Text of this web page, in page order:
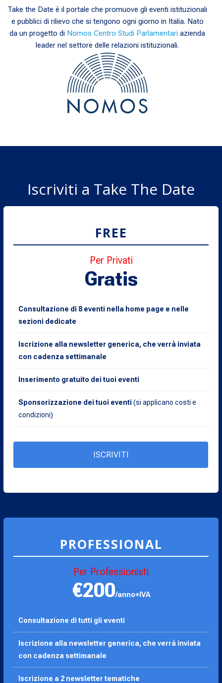
Take the Date è il portale che promuove gli eventi istituzionali
e pubblici di rilievo che si tengono ogni giorno in Italia. Nato
da un progetto di Nomos Centro Studi Parlamentari azienda
leader nel settore delle relazioni istituzionali.
Iscriviti a Take The Date
FREE
Per Privati
Gratis
Consultazione di 8 eventi nella home page e nelle
sezioni dedicate
Iscrizione alla newsletter generica, che verrà inviata
con cadenza settimanale
Inserimento gratuito dei tuoi eventi
Sponsorizzazione dei tuoi eventi (si applicano costi e
condizioni)
ISCRIVITI
PROFESSIONAL
Per Professionisti
€200/anno+IVA
Consultazione di tutti gli eventi
Iscrizione alla newsletter generica, che verrà inviata
con cadenza settimanale
Iscrizione a 2 newsletter tematiche